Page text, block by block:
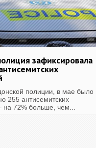
зафиксировала
полиции, в мае было
255 антисемитских
72% больше, чем...